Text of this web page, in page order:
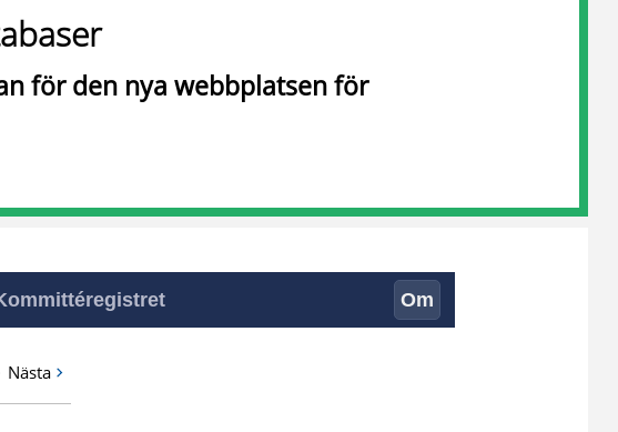
för den nya webbplatsen för
Om
Nästa